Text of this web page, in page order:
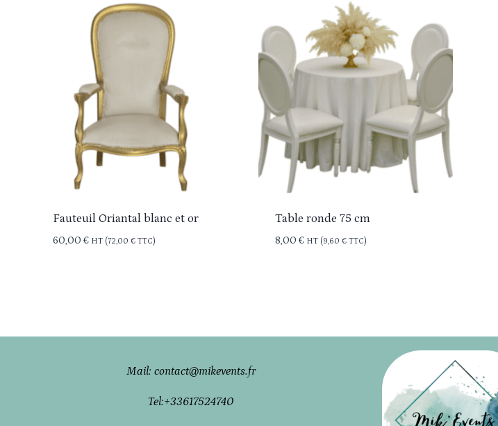
Fauteuil Oriantal blanc et or
60,00 € HT (72,00 €TTC)
Table ronde 75 cm
8,00 € HT (9,60 € TTC)
Mail: contact@mikevents.fr
Tel:+33617524740